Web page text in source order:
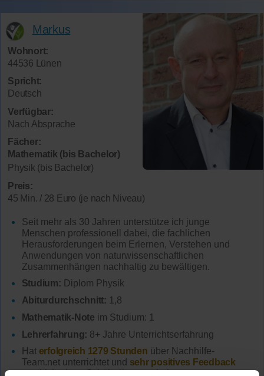
Markus
Wohnort:
44536 Lünen
Spricht:
Deutsch
Verfügbar:
Nach Absprache
Fächer:
Mathematik (bis Bachelor)
Physik (bis Bachelor)
Preis:
45 Min. / 28 Euro (je nach Niveau)
Seit mehr als 30 Jahren unterstütze ich junge
Menschen professionell dabei, die fachlichen
Herausforderungen beim Erlernen, Verstehen und
Anwendungen von naturwissenschaftlichen
Zusammenhängen nachhaltig zu bewältigen.
Studium: Diplom Physik
Abiturdurchschnitt: 1,8
Mathematik-Note im Studium: 1
Lehrerfahrung: 8+ Jahre Unterrichtserfahrung
Hat erfolgreich 1279 Stunden über Nachhilfe-
Team.net unterrichtet und sehr positives Feedback